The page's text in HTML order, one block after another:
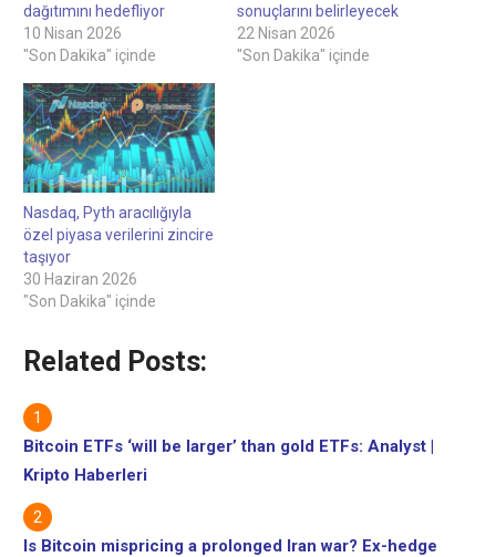
dağıtımını hedefliyor
10 Nisan 2026
"Son Dakika" içinde
sonuçlarını belirleyecek
22 Nisan 2026
"Son Dakika" içinde
Nasdaq, Pyth aracılığıyla
özel piyasa verilerini zincire
taşıyor
30 Haziran 2026
"Son Dakika" içinde
Related Posts:
Bitcoin ETFs ‘will be larger’ than gold ETFs: Analyst |
Kripto Haberleri
Is Bitcoin mispricing a prolonged Iran war? Ex-hedge